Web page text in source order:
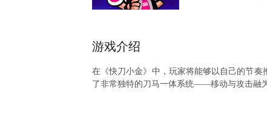
游戏介绍
在《快刀小金》中，玩家将能够以自己的节
了非常独特的刀马一体系统——移动与攻击融